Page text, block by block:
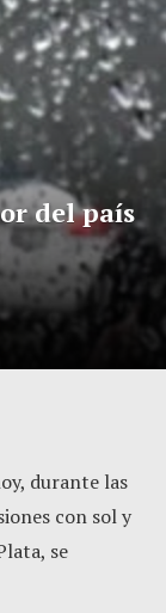
del país
durante las
con sol y
se